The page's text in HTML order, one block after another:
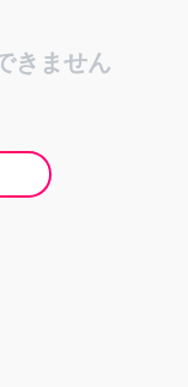
きません